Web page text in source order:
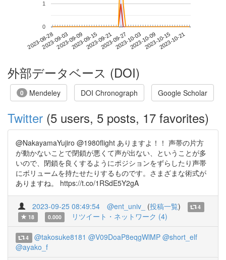
2023-08-282023-09-032023-09-092023-09-152023-09-212023-09-272023-10-032023-10-092023-10-152023-10-21
0
1
外部データベース (DOI)
0 Mendeley DOI Chronograph Google Scholar
Twitter (5 users, 5 posts, 17 favorites)
@NakayamaYujiro @1980flight ありますよ！！ 声帯の片方
が動かないことで閉鎖が悪くて声が出ない、ということが多
いので、閉鎖を良くするようにポジションをずらしたり声帯
にボリュームを持たせたりするものです。さまざまな術式が
ありますね。 https://t.co/1RSdE5Y2gA
2023-09-25 08:49:54 @ent_univ_ (投稿一覧)
4
18
0.000 リツイート・ネットワーク (4)
4 @takosuke8181 @V09DoaP8eqgWlMP @short_elf
@ayako_f